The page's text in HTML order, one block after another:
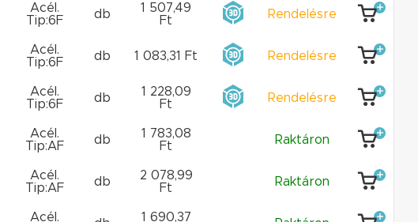
Acél.
Tip:6F
db
1 507,49
Ft
Rendelésre
Acél.
Tip:6F
db 1 083,31 Ft Rendelésre
Acél.
Tip:6F
db
1 228,09
Ft
Rendelésre
Acél.
Tip:AF
db
1 783,08
Ft
Raktáron
Acél.
Tip:AF
db
2 078,99
Ft
Raktáron
Acél.
1 690,37